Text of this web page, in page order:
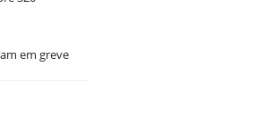
em greve